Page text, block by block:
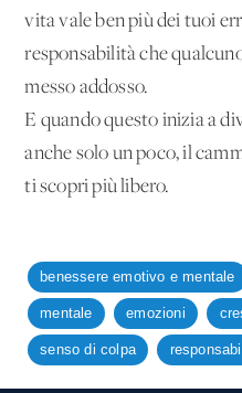
vita vale ben più dei tuoi
responsabilità che
messo addosso.
E quando questo inizia a
anche solo un poco, il
ti scopri più libero.
benessere emotivo e mentale
mentale emozioni
senso di colpa